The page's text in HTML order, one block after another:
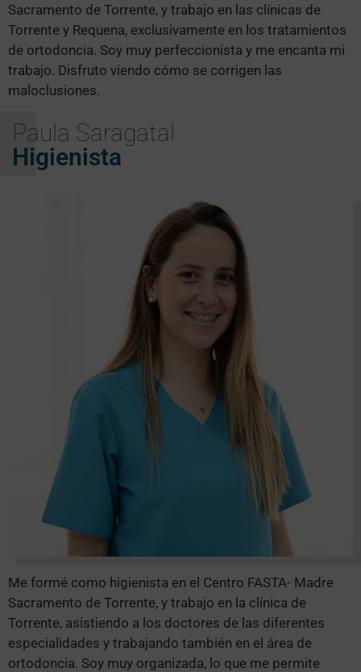
Sacramento de Torrente, y trabajo en las clínicas de
Torrente y Requena, exclusivamente en los tratamientos
de ortodoncia. Soy muy perfeccionista y me encanta mi
trabajo. Disfruto viendo cómo se corrigen las
maloclusiones.
Paula Saragatal
Higienista
Me formé como higienista en el Centro FASTA- Madre
Sacramento de Torrente, y trabajo en la clínica de
Torrente, asistiendo a los doctores de las diferentes
especialidades y trabajando también en el área de
ortodoncia. Soy muy organizada, lo que me permite